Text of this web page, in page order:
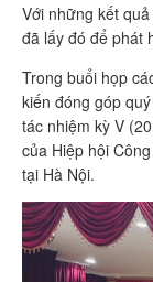
Với những kết
đã lấy đó để phát
Trong buổi họp
kiến đóng góp
tác nhiệm kỳ V
của Hiệp hội
tại Hà Nội.